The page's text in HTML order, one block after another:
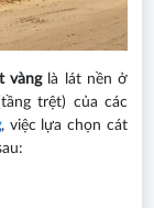
vànglà lát nền ở
trệt) của các
, việc lựa chọn cát